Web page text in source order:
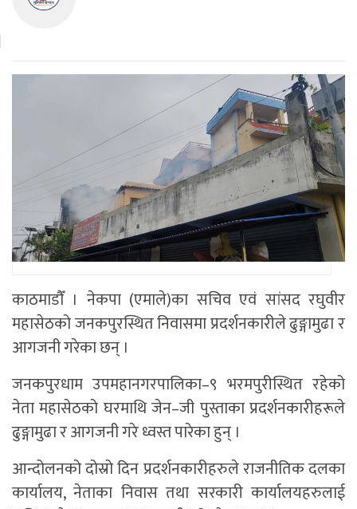
काठमाडाैँ । नेकपा (एमाले)का सचिव एवं सांसद रघुवीर
महासेठको जनकपुरस्थित निवासमा प्रदर्शनकारीले ढुङ्गामुढा र
आगजनी गरेका छन् ।
जनकपुरधाम उपमहानगरपालिका–९ भरमपुरीस्थित रहेको
नेता महासेठको घरमाथि जेन–जी पुस्ताका प्रदर्शनकारीहरूले
ढुङ्गामुढा र आगजनी गरे ध्वस्त पारेका हुन् ।
आन्दोलनको दोस्रो दिन प्रदर्शनकारीहरुले राजनीतिक दलका
कार्यालय, नेताका निवास तथा सरकारी कार्यालयहरुलाई